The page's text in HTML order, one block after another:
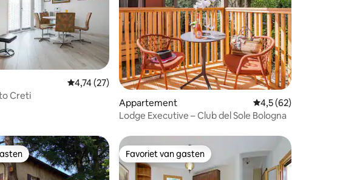
Gemiddelde beoordeling van 4,74 uit 5, 27 recensies
4,74 (27)
Creti
Appartement Gemiddelde
4,5 (62)
Lodge Executive – Club del Sole Bologna
Favoriet van gasten
Favoriet van gasten